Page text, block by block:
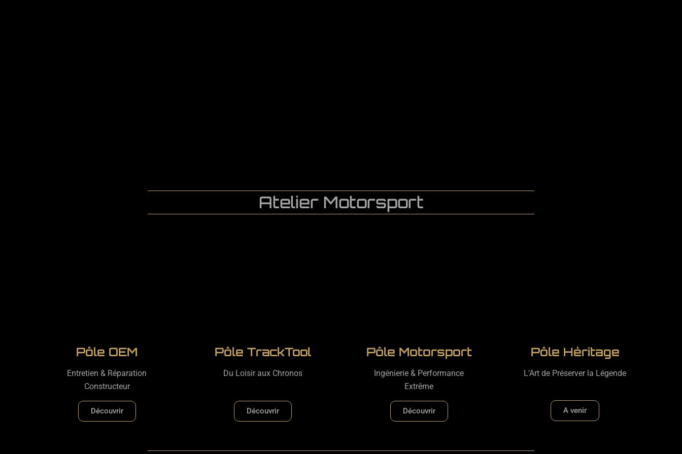
Atelier Motorsport
Pôle OEM
Entretien & Réparation
Constructeur
Découvrir
Pôle TrackTool
Du Loisir aux Chronos
Découvrir
Pôle Motorsport
Ingénierie & Performance
Extrême
Découvrir
Pôle Héritage
L’Art de Préserver la Légende
A venir